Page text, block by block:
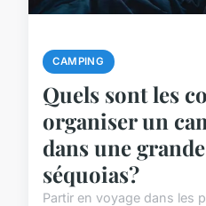
CAMPING
Quels sont les
organiser un
dans une
séquoias?
Partir en voyage dans les